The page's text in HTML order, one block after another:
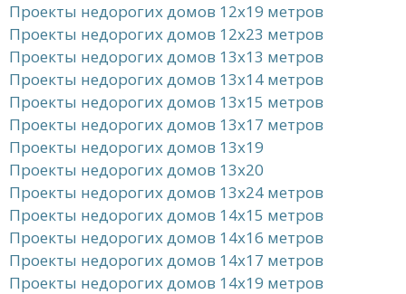
Проекты недорогих домов 12x19 метров
Проекты недорогих домов 12x23 метров
Проекты недорогих домов 13x13 метров
Проекты недорогих домов 13x14 метров
Проекты недорогих домов 13x15 метров
Проекты недорогих домов 13x17 метров
Проекты недорогих домов 13x19
Проекты недорогих домов 13x20
Проекты недорогих домов 13x24 метров
Проекты недорогих домов 14x15 метров
Проекты недорогих домов 14x16 метров
Проекты недорогих домов 14x17 метров
Проекты недорогих домов 14x19 метров